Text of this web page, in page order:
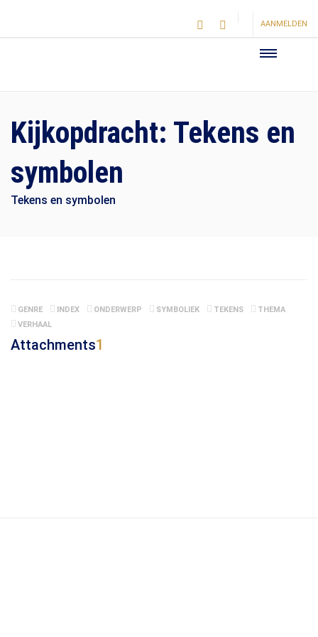
AANMELDEN
Kijkopdracht: Tekens en
symbolen
Tekens en symbolen
GENRE INDEX ONDERWERP SYMBOLIEK TEKENS
THEMA
VERHAAL
Attachments1